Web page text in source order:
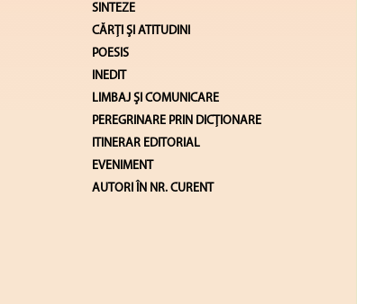
SINTEZE
CĂRŢI ŞI ATITUDINI
POESIS
INEDIT
LIMBAJ ŞI COMUNICARE
PEREGRINARE PRIN DICȚIONARE
ITINERAR EDITORIAL
EVENIMENT
AUTORI ÎN NR. CURENT